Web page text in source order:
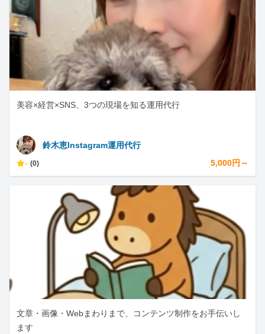
美容×経営×SNS、3つの現場を知る運用代行
鈴木恵Instagram運用代行
- (0) 5,000円～
文章・画像・Webまわりまで、コンテンツ制作をお手伝いし
ます